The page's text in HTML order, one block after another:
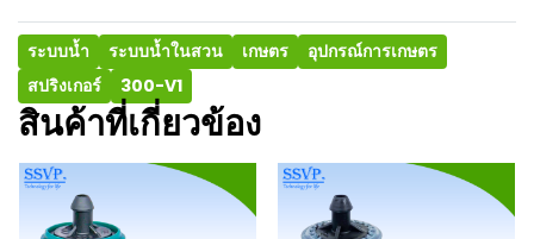
ระบบน้ำ ระบบน้ำในสวน เกษตร
อุปกรณ์การเกษตร
สปริงเกอร์
300-V1
สินค้าที่เกี่ยวข้อง